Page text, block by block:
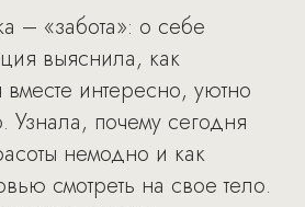
– «забота»: о себе
выяснила, как
интересно, уютно
Узнала, почему сегодня
немодно и как
смотреть на свое тело.